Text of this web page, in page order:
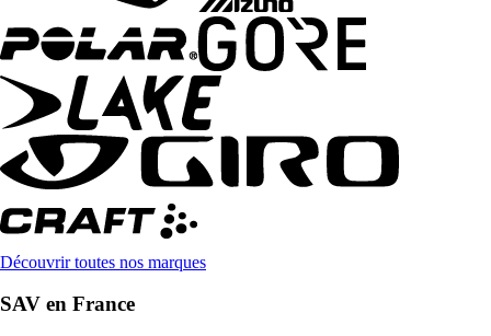
Découvrir toutes nos marques
SAV en France